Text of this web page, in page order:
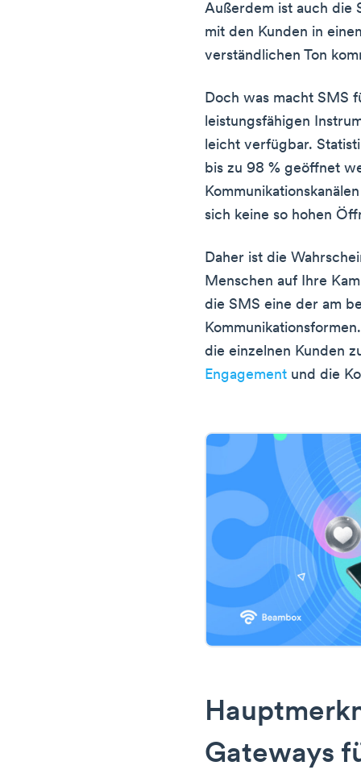
Außerdem ist auch die
mit den Kunden in
verständlichen Ton
Doch was macht SMS
leistungsfähigen
leicht verfügbar.
bis zu 98 % geöffnet
sich keine so hohen
Daher ist die
Menschen auf Ihre
die SMS eine der am
die einzelnen Kunden
Engagement und die
Gateways